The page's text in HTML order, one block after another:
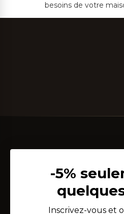
besoins de votre
Depuis 2002, au cœur du
-5%
Inscrivez-vous et